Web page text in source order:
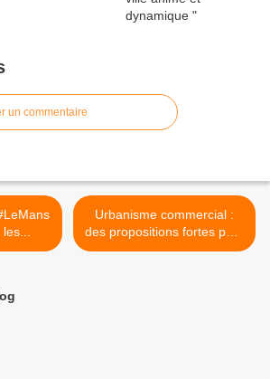
un commentaire
Urbanisme commercial :
des propositions fortes pour
l'avenir >